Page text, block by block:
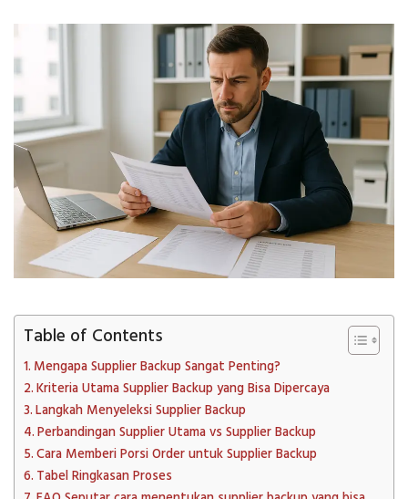
Table of Contents
Mengapa Supplier Backup Sangat Penting?
Kriteria Utama Supplier Backup yang Bisa Dipercaya
Langkah Menyeleksi Supplier Backup
Perbandingan Supplier Utama vs Supplier Backup
Cara Memberi Porsi Order untuk Supplier Backup
Tabel Ringkasan Proses